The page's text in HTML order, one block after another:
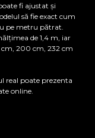
fi ajustat și
să fie exact cum
pe metru pătrat.
de 1,4 m, iar
200 cm, 232 cm
real poate prezenta
online.